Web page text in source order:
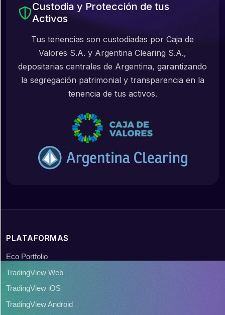
Custodia y Protección de tus
Activos
Tus tenencias son custodiadas por Caja de
Valores S.A. y Argentina Clearing S.A.,
depositarias centrales de Argentina, garantizando
la segregación patrimonial y transparencia en la
tenencia de tus activos.
PLATAFORMAS
Eco Portfolio
TradingView Web
TradingView iOS
TradingView Android